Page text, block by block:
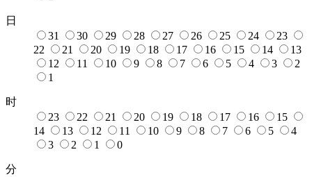
日
31
30 29 28 27 26 25 24
23
22
21 20 19 18 17 16 15 14
13
12
11 10 9 8 7 6 5 4 3
2
1
时
23
22 21 20 19 18 17 16
15
14
13 12 11 10 9 8 7 6 5
4
3
2 1 0
分